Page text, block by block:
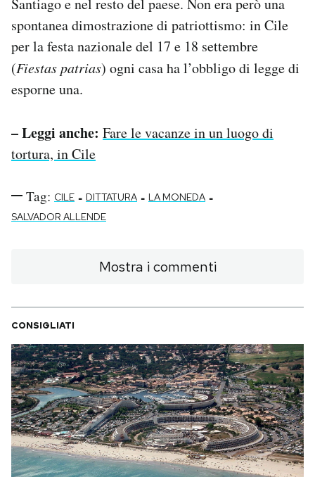
Santiago e nel resto del paese. Non era però una
spontanea dimostrazione di patriottismo: in Cile
per la festa nazionale del 17 e 18 settembre
(Fiestas patrias) ogni casa ha l’obbligo di legge di
esporne una.
– Leggi anche: Fare le vacanze in un luogo di
tortura, in Cile
Tag: CILE - DITTATURA - LA MONEDA -
SALVADOR ALLENDE
Mostra i commenti
CONSIGLIATI